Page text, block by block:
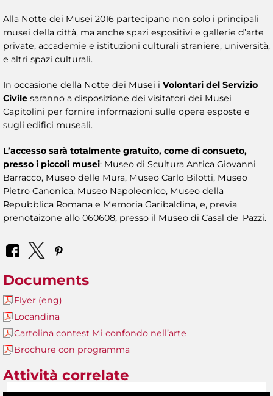
Alla Notte dei Musei 2016 partecipano non solo i principali
musei della città, ma anche spazi espositivi e gallerie d’arte
private, accademie e istituzioni culturali straniere, università,
e altri spazi culturali.
In occasione della Notte dei Musei i Volontari del Servizio
Civile saranno a disposizione dei visitatori dei Musei
Capitolini per fornire informazioni sulle opere esposte e
sugli edifici museali.
L’accesso sarà totalmente gratuito, come di consueto,
presso i piccoli musei: Museo di Scultura Antica Giovanni
Barracco, Museo delle Mura, Museo Carlo Bilotti, Museo
Pietro Canonica, Museo Napoleonico, Museo della
Repubblica Romana e Memoria Garibaldina, e, previa
prenotaizone allo 060608, presso il Museo di Casal de' Pazzi.
Documents
Flyer (eng)
Locandina
Cartolina contest Mi confondo nell’arte
Brochure con programma
Attività correlate